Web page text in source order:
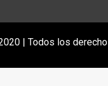
| Todos los